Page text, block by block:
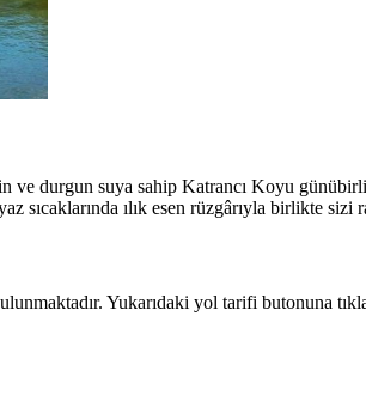
ve durgun suya sahip Katrancı Koyu
ılık esen rüzgârıyla birlikte sizi
Yukarıdaki yol tarifi butonuna